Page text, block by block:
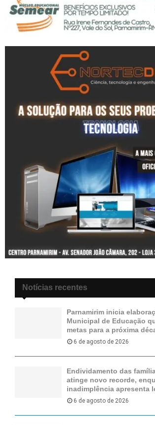
Notícias recentes
Parnamirim inicia
Municipal de Educação
metas para a próxima
6 de agosto de 2026
Endividamento das
atinge novo recorde,
inadimplência apresenta
6 de agosto de 2026